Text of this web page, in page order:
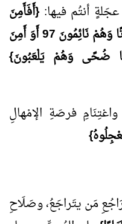
أنتُم فيها:{أَفَأَمِنَ
وَهُمْ نَائِمُونَ97أَوَ أَمِنَ
ضُحًى وَهُمْ يَلْعَبُونَ}
فرصَةِ الإمْهالِ
مَن يتَراجَعُ، وصَلَاحِ